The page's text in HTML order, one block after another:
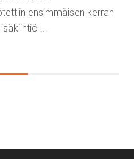
ensimmäisen kerran
...